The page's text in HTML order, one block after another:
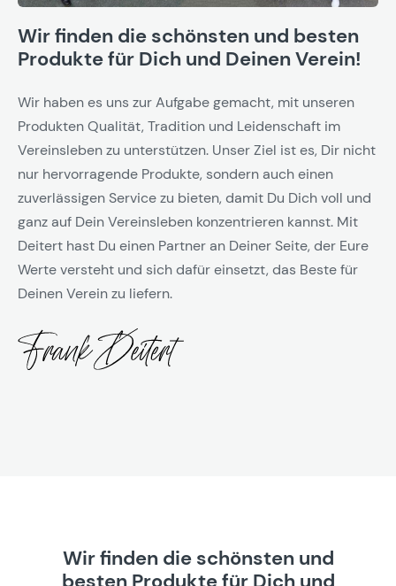
Wir finden die schönsten und besten
Produkte für Dich und Deinen Verein!
Wir haben es uns zur Aufgabe gemacht, mit unseren
Produkten Qualität, Tradition und Leidenschaft im
Vereinsleben zu unterstützen. Unser Ziel ist es, Dir nicht
nur hervorragende Produkte, sondern auch einen
zuverlässigen Service zu bieten, damit Du Dich voll und
ganz auf Dein Vereinsleben konzentrieren kannst. Mit
Deitert hast Du einen Partner an Deiner Seite, der Eure
Werte versteht und sich dafür einsetzt, das Beste für
Deinen Verein zu liefern.
Wir finden die schönsten und